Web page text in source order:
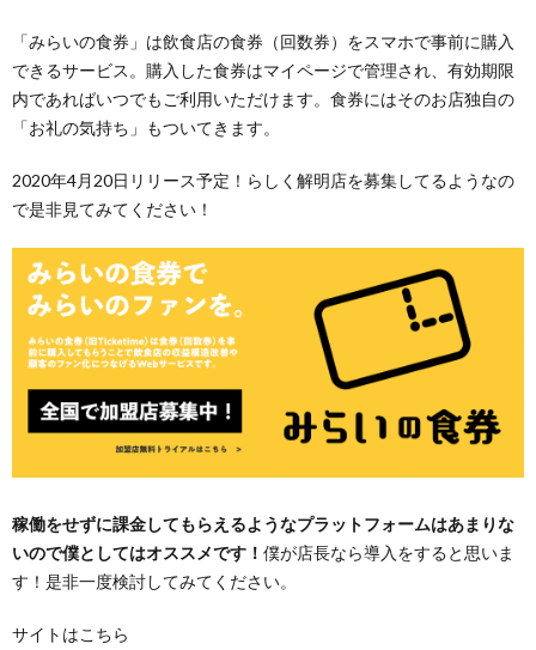
「みらいの食券」は飲食店の食券（回数券）をスマホで事前に購入
できるサービス。購入した食券はマイページで管理され、有効期限
内であればいつでもご利用いただけます。食券にはそのお店独自の
「お礼の気持ち」もついてきます。
2020年4月20日リリース予定！らしく解明店を募集してるようなの
で是非見てみてください！
稼働をせずに課金してもらえるようなプラットフォームはあまりな
いので僕としてはオススメです！ 僕が店長なら導入をすると思いま
す！是非一度検討してみてください。
サイトはこちら